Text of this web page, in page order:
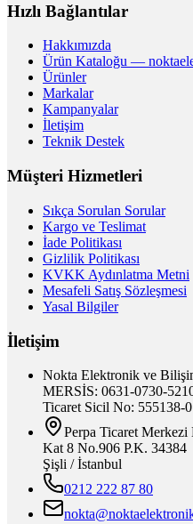
Hızlı Bağlantılar
Hakkımızda
Ürün Kataloğu —
Ürünler
Markalar
Kampanyalar
İletişim
Teknik Destek
Müşteri Hizmetleri
Sıkça Sorulan Sorular
Kargo ve Teslimat
İade Politikası
Gizlilik Politikası
KVKK Aydınlatma Metni
Mesafeli Satış Sözleşmesi
Yasal Bilgiler
İletişim
Nokta Elektronik ve
MERSİS: 0631-0730-
Ticaret Sicil No: 555138-0
Perpa Ticaret
Kat 8 No.906 P.K. 34384
Şişli / İstanbul
0212 222 87 80